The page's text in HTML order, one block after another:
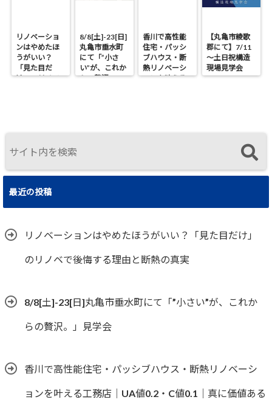
リノベーショ
ンはやめたほ
うがいい？
「見た目だ
け」のリノベ
8/8[土]-23[日]
丸亀市垂水町
にて「”小さ
い”が、これか
らの贅沢。」
香川で高性能
住宅・パッシ
ブハウス・断
熱リノベーシ
ョンを叶える
【丸亀市綾歌
郡にて】7/11
～土日祝構造
現場見学会
最近の投稿
リノベーションはやめたほうがいい？「見た目だけ」
のリノベで後悔する理由と断熱の真実
8/8[土]-23[日]丸亀市垂水町にて「”小さい”が、これか
らの贅沢。」見学会
香川で高性能住宅・パッシブハウス・断熱リノベーシ
ョンを叶える工務店｜UA値0.2・C値0.1｜真に価値ある